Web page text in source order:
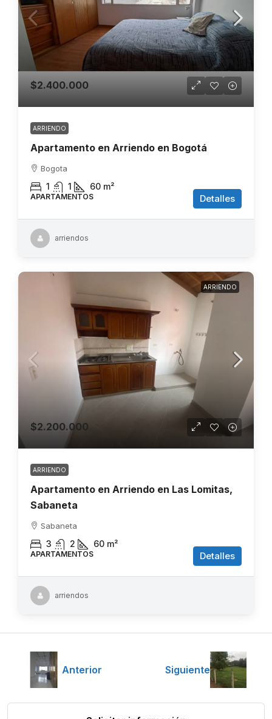
$2.400.000
ARRIENDO
Apartamento en Arriendo en Bogotá
Bogota
1 1 60 m²
APARTAMENTOS Detalles
arriendos
ARRIENDO
$2.200.000
ARRIENDO
Apartamento en Arriendo en Las Lomitas,
Sabaneta
Sabaneta
3 2 60 m²
APARTAMENTOS Detalles
arriendos
Anterior Siguiente